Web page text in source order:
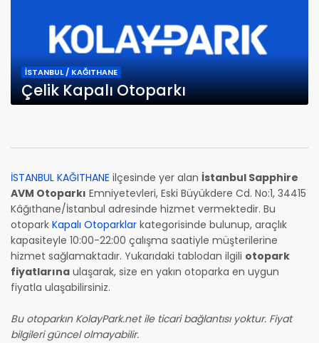
İSTANBUL / KAĞITHANE
Çelik Kapalı Otoparkı
İSTANBUL KAĞITHANE ilçesinde yer alan İstanbul Sapphire
AVM Otoparkı Emniyetevleri, Eski Büyükdere Cd. No:1, 34415
Kâğıthane/İstanbul adresinde hizmet vermektedir. Bu
otopark Kapalı Otoparklar kategorisinde bulunup, araçlık
kapasiteyle 10:00-22:00 çalışma saatiyle müşterilerine
hizmet sağlamaktadır. Yukarıdaki tablodan ilgili otopark
fiyatlarına ulaşarak, size en yakın otoparka en uygun
fiyatla ulaşabilirsiniz.
Bu otoparkın KolayPark.net ile ticari bağlantısı yoktur. Fiyat
bilgileri güncel olmayabilir.